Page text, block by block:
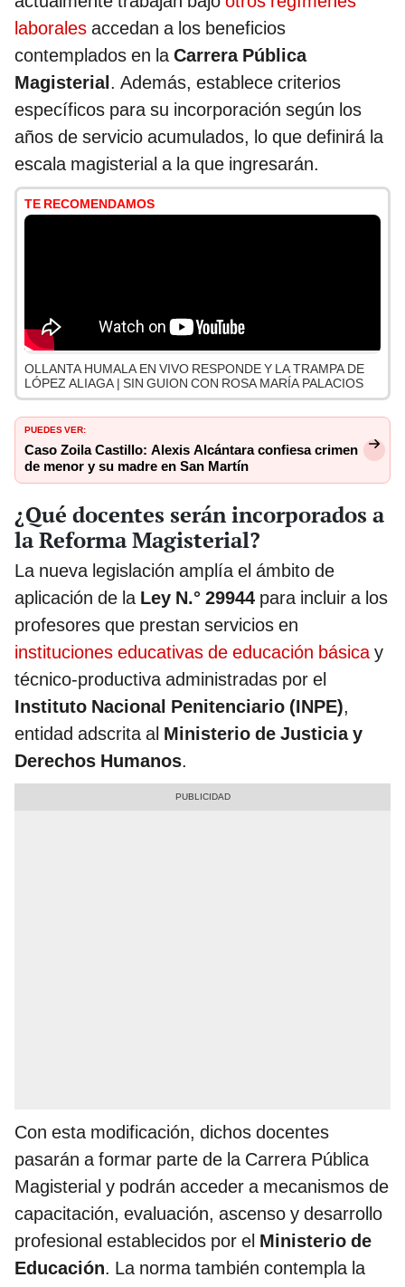
laborales accedan a los beneficios
contemplados en laCarrera Pública
Magisterial. Además, establece criterios
específicos para su incorporación según los
años de servicio acumulados, lo que definirá la
escala magisterial a la que ingresarán.
TE RECOMENDAMOS
OLLANTA HUMALA EN VIVO RESPONDE Y LA TRAMPA DE
LÓPEZ ALIAGA | SIN GUION CON ROSA MARÍA PALACIOS
PUEDES VER:
Caso Zoila Castillo: Alexis Alcántara confiesa crimen
de menor y su madre en San Martín
¿Qué docentes serán incorporados a
la Reforma Magisterial?
La nueva legislación amplía el ámbito de
aplicación de la Ley N.° 29944 para incluir a los
profesores que prestan servicios en
instituciones educativas de educación básicay
técnico-productiva administradas por el
Instituto Nacional Penitenciario (INPE),
entidad adscrita al Ministerio de Justicia y
Derechos Humanos.
Con esta modificación, dichos docentes
pasarán a formar parte de la Carrera Pública
Magisterial y podrán acceder a mecanismos de
capacitación, evaluación, ascenso y desarrollo
profesional establecidos por el Ministerio de
Educación. La norma también contempla la